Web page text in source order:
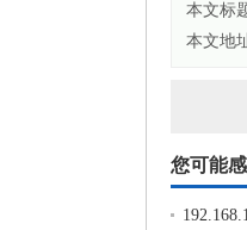
本文标
本文地
您可能